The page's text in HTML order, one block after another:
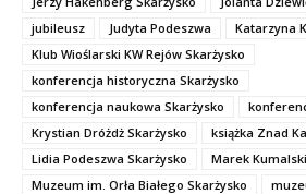
jubileusz
Judyta Podeszwa
Katarzyna
Klub Wioślarski KW Rejów Skarżysko
konferencja historyczna Skarżysko
konferencja naukowa Skarżysko
Krystian Dróżdż Skarżysko
książka Znad
Lidia Podeszwa Skarżysko
Marek
Muzeum im. Orła Białego Skarżysko